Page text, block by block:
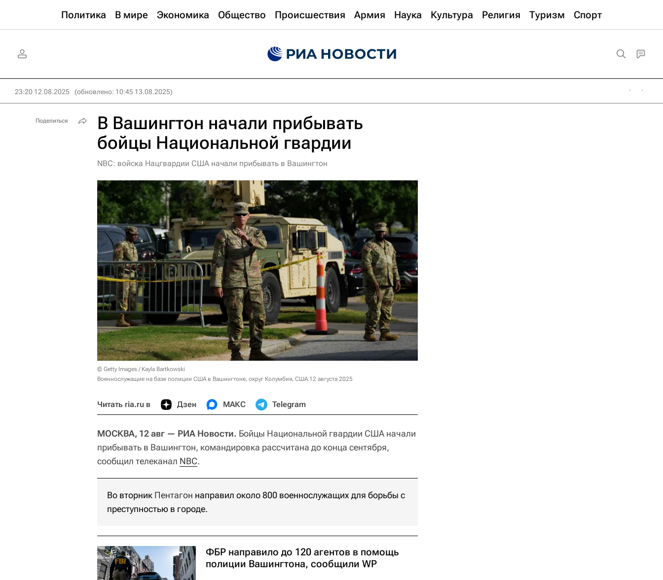
Политика В мире Экономика Общество Происшествия Армия Наука Культура Религия Туризм Спорт
23:20 12.08.2025 (обновлено: 10:45 13.08.2025)
В Вашингтон начали прибывать
бойцы Национальной гвардии
NBC: войска Нацгвардии США начали прибывать в Вашингтон
© Getty Images / Kayla Bartkowski
Военнослужащие на базе полиции США в Вашингтоне, округ Колумбия, США.12 августа 2025
Читать ria.ru в Дзен МАКС Telegram
МОСКВА, 12 авг — РИА Новости. Бойцы Национальной гвардии США начали
прибывать в Вашингтон, командировка рассчитана до конца сентября,
сообщил телеканал NBC.
Во вторник Пентагон направил около 800 военнослужащих для борьбы с
преступностью в городе.
ФБР направило до 120 агентов в помощь
полиции Вашингтона, сообщили WP
Поделиться